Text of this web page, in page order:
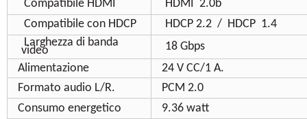
Compatibile HDMI HDMI 2.0b
Compatibile con HDCP
HDCP 2.2 / HDCP 1.4
Larghezza di banda
video
18 Gbps
Alimentazione
24 V CC/1 A.
Formato audio L/R.
PCM 2.0
Consumo energetico
9.36 watt